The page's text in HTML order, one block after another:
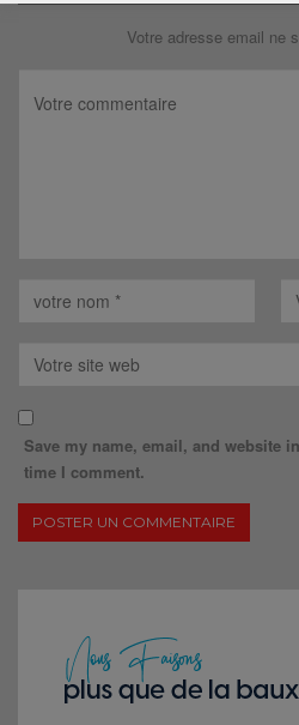
Votre adresse email ne
Save my name, email, and website
time I comment.